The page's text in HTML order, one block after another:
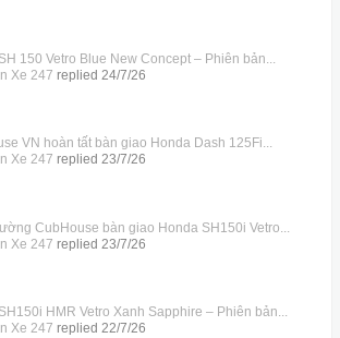
150 Vetro Blue New Concept – Phiên bản...
Xe 247 replied 24/7/26
VN hoàn tất bàn giao Honda Dash 125Fi...
Xe 247 replied 23/7/26
CubHouse bàn giao Honda SH150i Vetro...
Xe 247 replied 23/7/26
HMR Vetro Xanh Sapphire – Phiên bản...
Xe 247 replied 22/7/26